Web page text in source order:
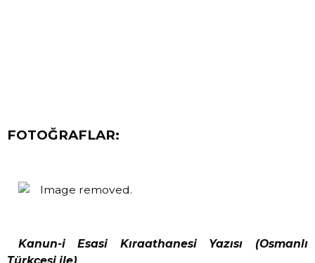
FOTOĞRAFLAR:
Kanun-i Esasi Kıraathanesi Yazısı (Osmanlı